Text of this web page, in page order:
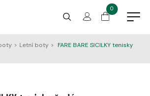
0
> Letní boty > FARE BARE SICILKY tenisky